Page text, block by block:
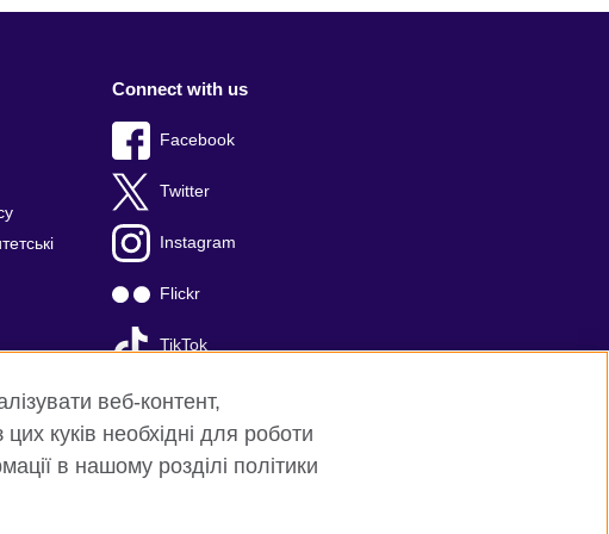
Connect with us
Facebook
Twitter
Instagram
Flickr
TikTok
YouTube
веб-контент,
куків необхідні для роботи
в нашому розділі політики